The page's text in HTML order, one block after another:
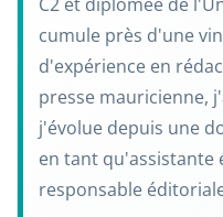
cumule près d'une
d'expérience en
presse mauricienne,
j'évolue depuis une
en tant qu'assistante
responsable